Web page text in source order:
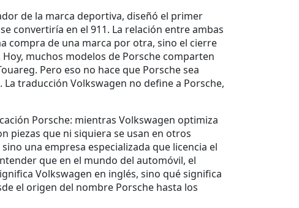
de la marca deportiva, diseñó el primer
convertiría en el 911. La relación entre ambas
compra de una marca por otra, sino el cierre
muchos modelos de Porsche comparten
Pero eso no hace que Porsche sea
traducción Volkswagen no define a Porsche,
Porsche: mientras Volkswagen optimiza
piezas que ni siquiera se usan en otros
una empresa especializada que licencia el
que en el mundo del automóvil, el
Volkswagen en inglés, sino qué significa
el origen del nombre Porsche hasta los